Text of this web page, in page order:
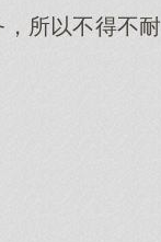
所以不得不耐